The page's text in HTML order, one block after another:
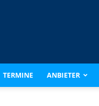
TERMINE ANBIETER